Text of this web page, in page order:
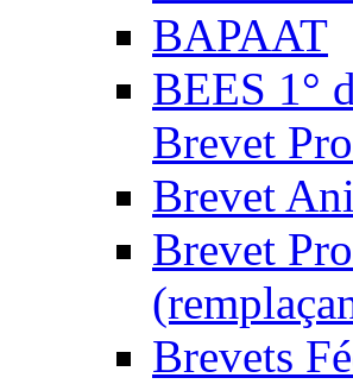
BAPAAT
BEES 1°
Brevet
Brevet
Brevet
Brevets